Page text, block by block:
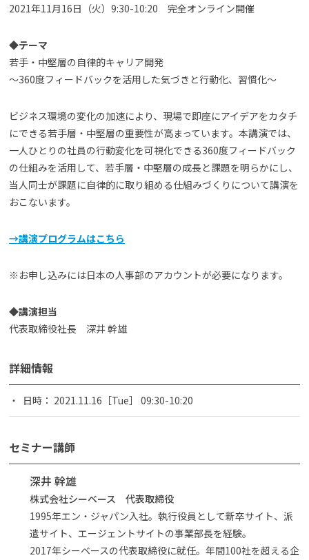
2021年11月16日（火）9:30-10:20 完全オンライン開催
◆テーマ
若手・中堅層の自律的キャリア開発
〜360度フィードバックを活用した気づきと行動化、習慣化〜
ビジネス環境の変化の加速により、現場で即座にアイデアをカタチ
にできる若手層・中堅層の重要性が高まっています。本講演では、
一人ひとりの社員の行動変化を可視化できる360度フィードバック
の仕組みを活用して、若手層・中堅層の成長と課題を明らかにし、
当人同士が課題に自律的に取り組める仕組みづくりについて講演を
おこないます。
→講演プログラムはこちら
※お申し込みには日本の人事部のアカウントが必要になります。
◆講演担当
代表取締役社長 深井 幹雄
詳細情報
日時： 2021.11.16［Tue］ 09:30-10:20
セミナー講師
深井 幹雄
株式会社シーベース 代表取締役
1995年エン・ジャパン入社。執行役員として新卒サイト、派
遣サイト、エージェントサイトの事業部長を経験。
2017年シーベースの代表取締役に就任。年間100社を超える企